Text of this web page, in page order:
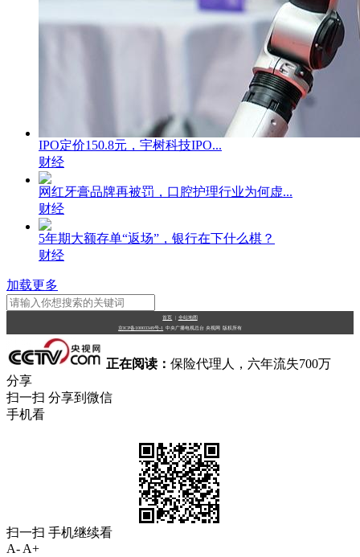
IPO定价150.8元，宇树科技IPO...
财经
网红牙膏品牌再被罚，口腔护理行业为何虚...
财经
5年期大额存单“返场”，银行在下什么棋？
财经
加载更多
首页 全站地图
京ICP备10003349号-1 中央广播电视总台 央视网 版权所有
正在阅读： 保险代理人，六年流失700万
分享
扫一扫 分享到微信
手机看
扫一扫 手机继续看
A- A+